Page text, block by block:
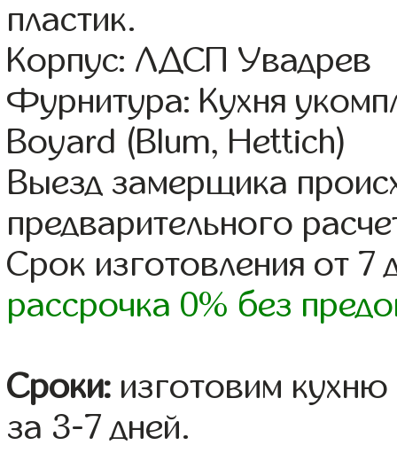
пластик.
Корпус: ЛДСП Увадрев
Фурнитура: Кухня
Boyard (Blum, Hettich)
Выезд замерщика
предварительного
Срок изготовления от 7
рассрочка 0% без
Сроки: изготовим
за 3-7 дней.